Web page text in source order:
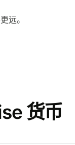
远。
货币